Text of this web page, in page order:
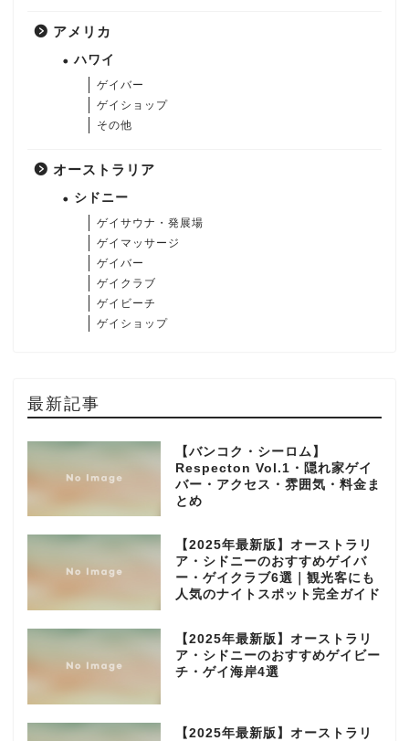
アメリカ
ハワイ
ゲイバー
ゲイショップ
その他
オーストラリア
シドニー
ゲイサウナ・発展場
ゲイマッサージ
ゲイバー
ゲイクラブ
ゲイビーチ
ゲイショップ
最新記事
【バンコク・シーロム】
Respecton Vol.1・隠れ家ゲイ
バー・アクセス・雰囲気・料金ま
とめ
【2025年最新版】オーストラリ
ア・シドニーのおすすめゲイバ
ー・ゲイクラブ6選｜観光客にも
人気のナイトスポット完全ガイド
【2025年最新版】オーストラリ
ア・シドニーのおすすめゲイビー
チ・ゲイ海岸4選
【2025年最新版】オーストラリ